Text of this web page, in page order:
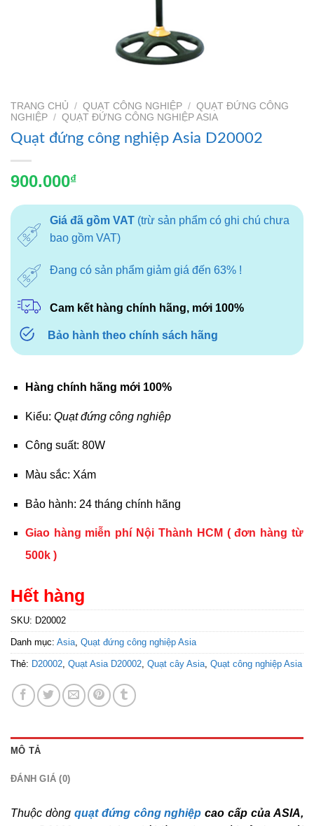
TRANG CHỦ / QUẠT CÔNG NGHIỆP / QUẠT ĐỨNG CÔNG
NGHIỆP / QUẠT ĐỨNG CÔNG NGHIỆP ASIA
Quạt đứng công nghiệp Asia D20002
900.000₫
Giá đã gồm VAT(trừ sản phẩm có ghi chú chưa
bao gồm VAT)
Đang có sản phẩm giảm giá đến 63% !
Cam kết hàng chính hãng, mới 100%
Bảo hành theo chính sách hãng
Hàng chính hãng mới 100%
Kiểu: Quạt đứng công nghiệp
Công suất: 80W
Màu sắc: Xám
Bảo hành: 24 tháng chính hãng
Giao hàng miễn phí Nội Thành HCM ( đơn hàng từ
500k )
Hết hàng
SKU: D20002
Danh mục: Asia Quạt đứng công nghiệp Asia
Thẻ: D20002 Quạt Asia D20002 Quạt cây Asia Quạt công nghiệp Asia
MÔ TẢ
ĐÁNH GIÁ (0)
Thuộc dòng quạt đứng công nghiệp cao cấp của ASIA,